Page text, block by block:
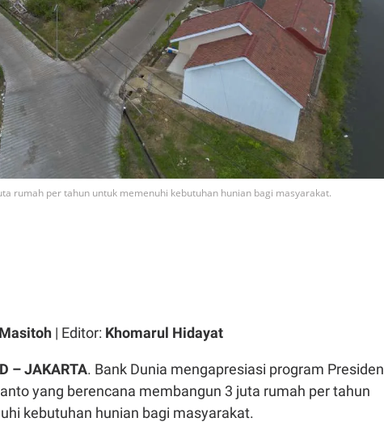
rumah per tahun untuk memenuhi kebutuhan hunian bagi masyarakat.
| Editor: Khomarul Hidayat
– JAKARTA. Bank Dunia mengapresiasi program Presiden
yang berencana membangun 3 juta rumah per tahun
kebutuhan hunian bagi masyarakat.